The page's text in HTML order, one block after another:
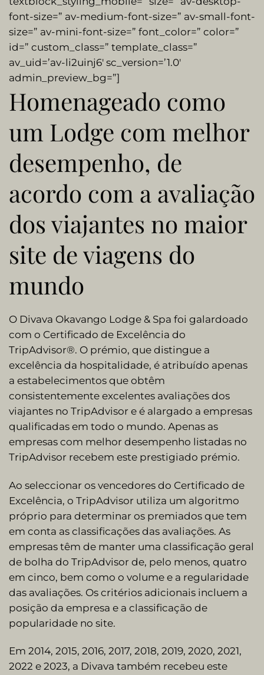
font-size=” av-medium-font-size=” av-small-font-
size=” av-mini-font-size=” font_color=” color=”
id=” custom_class=” template_class=”
av_uid=’av-li2uinj6′ sc_version=’1.0′
admin_preview_bg=”]
Homenageado como
um Lodge com melhor
desempenho, de
acordo com a avaliação
dos viajantes no maior
site de viagens do
mundo
O Divava Okavango Lodge & Spa foi galardoado
com o Certificado de Excelência do
TripAdvisor®. O prémio, que distingue a
excelência da hospitalidade, é atribuído apenas
a estabelecimentos que obtêm
consistentemente excelentes avaliações dos
viajantes no TripAdvisor e é alargado a empresas
qualificadas em todo o mundo. Apenas as
empresas com melhor desempenho listadas no
TripAdvisor recebem este prestigiado prémio.
Ao seleccionar os vencedores do Certificado de
Excelência, o TripAdvisor utiliza um algoritmo
próprio para determinar os premiados que tem
em conta as classificações das avaliações. As
empresas têm de manter uma classificação geral
de bolha do TripAdvisor de, pelo menos, quatro
em cinco, bem como o volume e a regularidade
das avaliações. Os critérios adicionais incluem a
posição da empresa e a classificação de
popularidade no site.
Em 2014, 2015, 2016, 2017, 2018, 2019, 2020, 2021,
2022 e 2023, a Divava também recebeu este